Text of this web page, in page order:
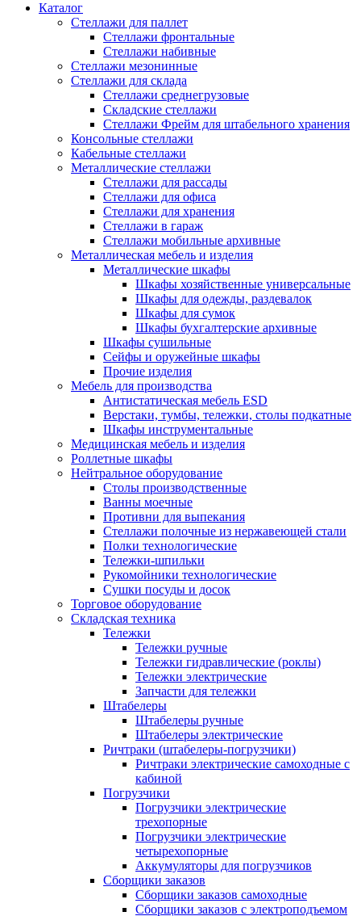
Каталог
Стеллажи для паллет
Стеллажи фронтальные
Стеллажи набивные
Стеллажи мезонинные
Стеллажи для склада
Стеллажи среднегрузовые
Складские стеллажи
Стеллажи Фрейм для штабельного хранения
Консольные стеллажи
Кабельные стеллажи
Металлические стеллажи
Стеллажи для рассады
Стеллажи для офиса
Стеллажи для хранения
Стеллажи в гараж
Стеллажи мобильные архивные
Металлическая мебель и изделия
Металлические шкафы
Шкафы хозяйственные универсальные
Шкафы для одежды, раздевалок
Шкафы для сумок
Шкафы бухгалтерские архивные
Шкафы сушильные
Сейфы и оружейные шкафы
Прочие изделия
Мебель для производства
Антистатическая мебель ESD
Верстаки, тумбы, тележки, столы подкатные
Шкафы инструментальные
Медицинская мебель и изделия
Роллетные шкафы
Нейтральное оборудование
Столы производственные
Ванны моечные
Противни для выпекания
Стеллажи полочные из нержавеющей стали
Полки технологические
Тележки-шпильки
Рукомойники технологические
Сушки посуды и досок
Торговое оборудование
Складская техника
Тележки
Тележки ручные
Тележки гидравлические (роклы)
Тележки электрические
Запчасти для тележки
Штабелеры
Штабелеры ручные
Штабелеры электрические
Ричтраки (штабелеры-погрузчики)
Ричтраки электрические самоходные с
кабиной
Погрузчики
Погрузчики электрические
трехопорные
Погрузчики электрические
четырехопорные
Аккумуляторы для погрузчиков
Сборщики заказов
Сборщики заказов самоходные
Сборщики заказов с электроподъемом